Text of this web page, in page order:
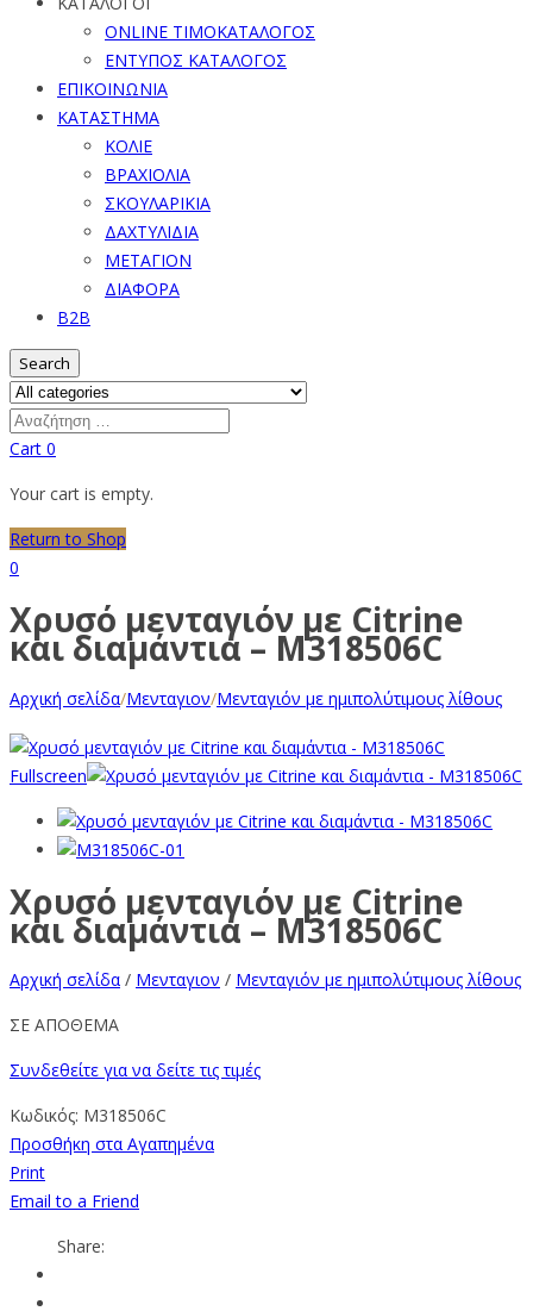
ONLINE ΤΙΜΟΚΑΤΑΛΟΓΟΣ
ΕΝΤΥΠΟΣ ΚΑΤΑΛΟΓΟΣ
ΕΠΙΚΟΙΝΩΝΙΑ
ΚΑΤΑΣΤΗΜΑ
ΚΟΛΙΕ
ΒΡΑΧΙΟΛΙΑ
ΣΚΟΥΛΑΡΙΚΙΑ
ΔΑΧΤΥΛΙΔΙΑ
ΜΕΤΑΓΙΟΝ
ΔΙΑΦΟΡΑ
B2B
Search
Cart 0
Your cart is empty.
Return to Shop
0
Χρυσό μενταγιόν με Citrine
και διαμάντια – M318506C
Αρχική σελίδα/Μενταγιον/Μενταγιόν με ημιπολύτιμους λίθους
Fullscreen
Χρυσό μενταγιόν με Citrine
και διαμάντια – M318506C
Αρχική σελίδα / Μενταγιον / Μενταγιόν με ημιπολύτιμους λίθους
ΣΕ ΑΠΟΘΕΜΑ
Συνδεθείτε για να δείτε τις τιμές
Κωδικός: M318506C
Προσθήκη στα Αγαπημένα
Print
Email to a Friend
Share: